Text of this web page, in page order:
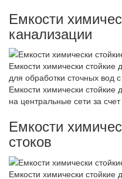
Емкости
канализации
Емкости химически стойкие
для обработки сточных вод
Емкости химически стойкие
на центральные сети за
Емкости
стоков
Емкости химически стойкие